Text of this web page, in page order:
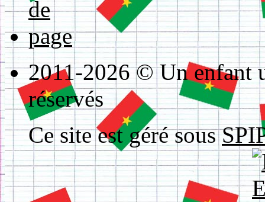
2011-2026 © Un enfant
réservés
Ce site est géré sous